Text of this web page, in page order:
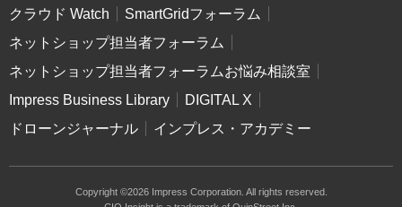
クラウド Watch
SmartGridフォーラム
ネットショップ担当者フォーラム
ネットショップ担当者フォーラムお悩み相談室
Impress Business Library
DIGITAL X
ドローンジャーナル
インプレス・アカデミー
Copyright ©2026 Impress Corporation. All rights reserved.